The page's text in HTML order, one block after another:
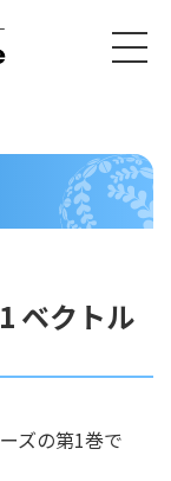
ベクトル
ズの第1巻で